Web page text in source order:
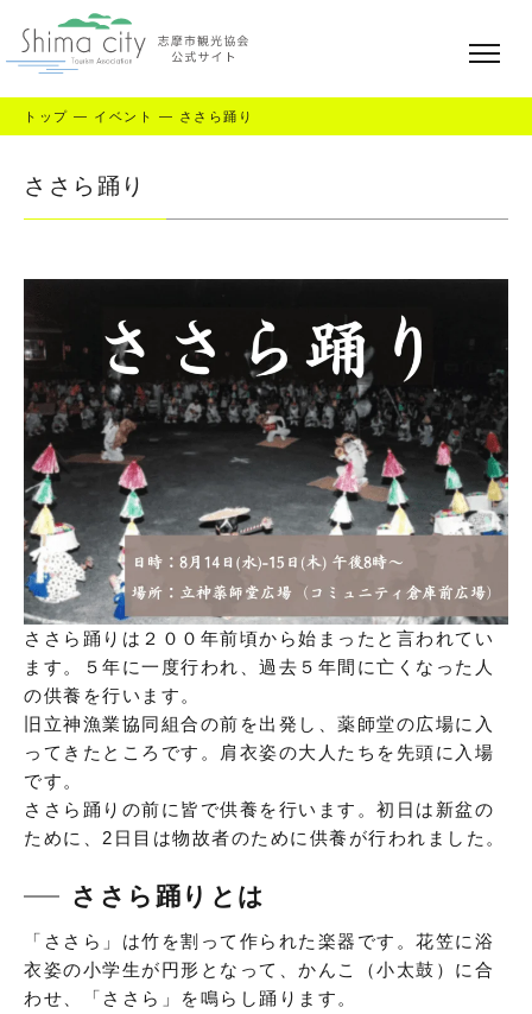
トップ — イベント — ささら踊り
ささら踊り
ささら踊りは２００年前頃から始まったと言われてい
ます。５年に一度行われ、過去５年間に亡くなった人
の供養を行います。
旧立神漁業協同組合の前を出発し、薬師堂の広場に入
ってきたところです。肩衣姿の大人たちを先頭に入場
です。
ささら踊りの前に皆で供養を行います。初日は新盆の
ために、2日目は物故者のために供養が行われました。
ささら踊りとは
「ささら」は竹を割って作られた楽器です。花笠に浴
衣姿の小学生が円形となって、かんこ（小太鼓）に合
わせ、「ささら」を鳴らし踊ります。